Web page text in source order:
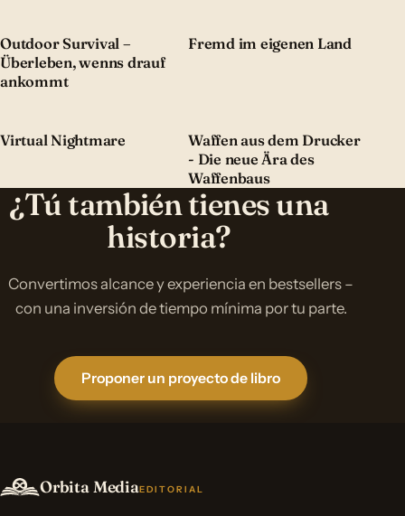
Outdoor Survival –
Überleben, wenns drauf
ankommt
Fremd im eigenen Land
Virtual Nightmare
Waffen aus dem Drucker
- Die neue Ära des
Waffenbaus
¿Tú también tienes una
historia?
Convertimos alcance y experiencia en bestsellers –
con una inversión de tiempo mínima por tu parte.
Proponer un proyecto de libro
Orbita MediaEDITORIAL